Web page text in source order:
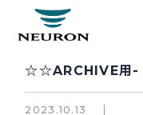
☆☆ARCHIVE用-
2023.10.13